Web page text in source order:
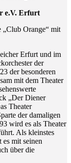
e.V. Erfurt
„Club Orange“ mit
Erfurt und im
der
der besonderen
mit dem Theater
„Der Diener
Theater
der damaligen
wird es als Theater
Als kleinstes
es mit seinen
über die